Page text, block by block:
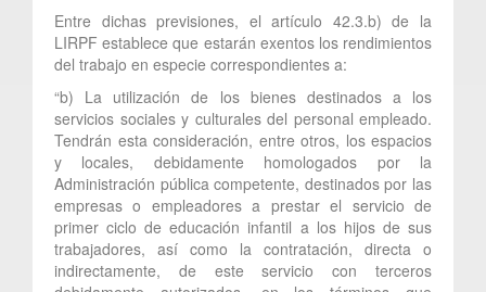
Entre dichas previsiones, el artículo 42.3.b) de la
LIRPF establece que estarán exentos los rendimientos
del trabajo en especie correspondientes a:
“b) La utilización de los bienes destinados a los
servicios sociales y culturales del personal empleado.
Tendrán esta consideración, entre otros, los espacios
y locales, debidamente homologados por la
Administración pública competente, destinados por las
empresas o empleadores a prestar el servicio de
primer ciclo de educación infantil a los hijos de sus
trabajadores, así como la contratación, directa o
indirectamente, de este servicio con terceros